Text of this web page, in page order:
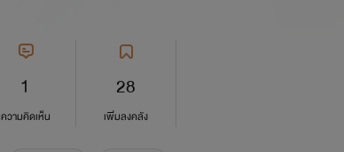
1
ความคิดเห็น
28
เพิ่มลงคลัง